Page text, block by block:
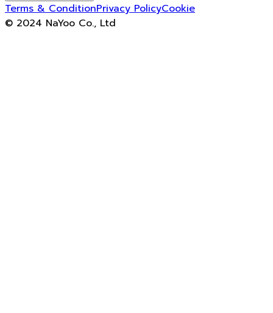
Terms & ConditionPrivacy PolicyCookie
© 2024 NaYoo Co., Ltd